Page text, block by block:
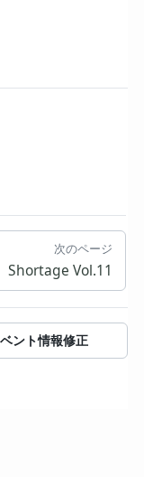
次のページ
Shortage Vol.11
ント情報修正